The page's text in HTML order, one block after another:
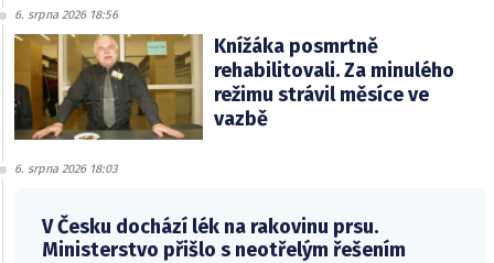
6. srpna 2026 18:56
Knížáka posmrtně
rehabilitovali. Za minulého
režimu strávil měsíce ve
vazbě
6. srpna 2026 18:03
V Česku dochází lék na rakovinu prsu.
Ministerstvo přišlo s neotřelým řešením